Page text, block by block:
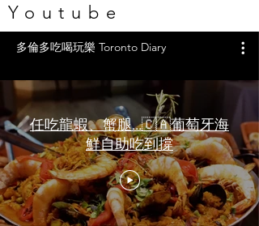
Youtube
多倫多吃喝玩樂 Toronto Diary
任吃龍蝦、蟹腿…🇨🇦葡萄牙海
鮮自助吃到撐